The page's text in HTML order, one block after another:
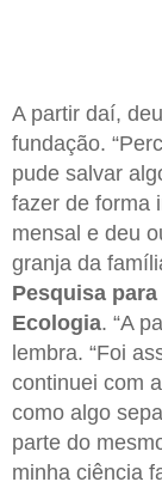
A partir daí,
fundação.
pude salvar
fazer de forma
mensal e deu
granja da
Pesquisa
Ecologia. “A
lembra. “Foi
continuei com
como algo
parte do
minha ciência